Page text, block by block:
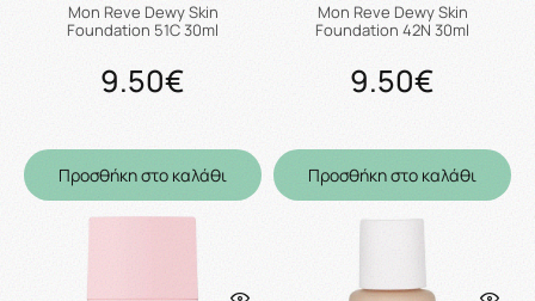
Mon Reve Dewy Skin
Foundation 51C 30ml
9.50€
Προσθήκη στο καλάθι
Mon Reve Dewy Skin
Foundation 42N 30ml
9.50€
Προσθήκη στο καλάθι